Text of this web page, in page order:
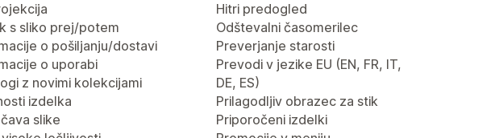
s sliko prej/potem
o pošiljanju/dostavi
o uporabi
z novimi kolekcijami
izdelka
slike
Hitri predogled
Odštevalni časomerilec
Preverjanje starosti
Prevodi v jezike EU (EN, FR, IT,
DE, ES)
Prilagodljiv obrazec za stik
Priporočeni izdelki